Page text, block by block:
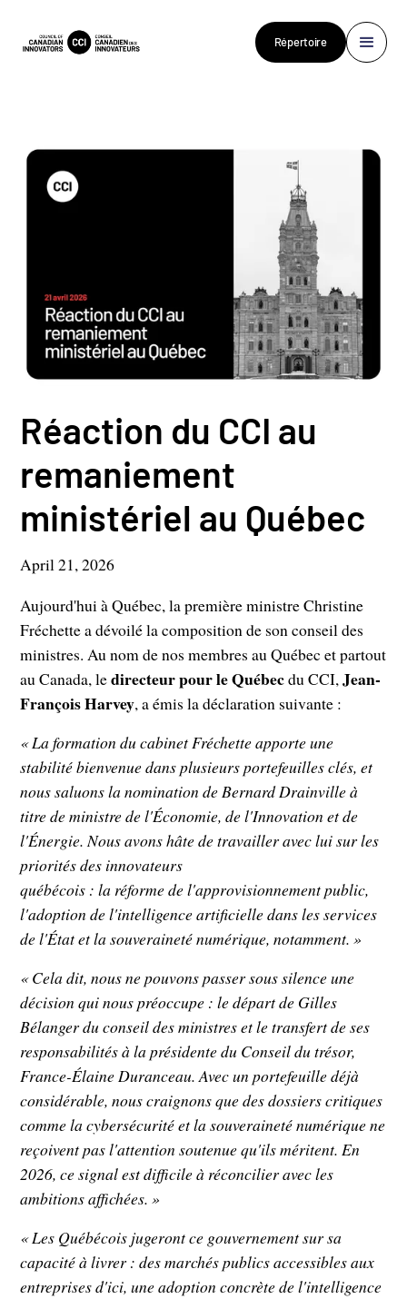
Répertoire
Réaction du CCI au
remaniement
ministériel au Québec
April 21, 2026
Aujourd'hui à Québec, la première ministre Christine
Fréchette a dévoilé la composition de son conseil des
ministres. Au nom de nos membres au Québec et partout
au Canada, ledirecteur pour le Québecdu CCI,Jean-
François Harvey, a émis la déclaration suivante :
« La formation du cabinet Fréchette apporte une
stabilité bienvenue dans plusieurs portefeuilles clés, et
nous saluons la nomination de Bernard Drainville à
titre de ministre de l'Économie, de l'Innovation et de
l'Énergie. Nous avons hâte de travailler avec lui sur les
priorités des innovateurs
québécois : la réforme de l'approvisionnement public,
l'adoption de l'intelligence artificielle dans les services
de l'État et la souveraineté numérique, notamment. »
« Cela dit, nous ne pouvons passer sous silence une
décision qui nous préoccupe : le départ de Gilles
Bélanger du conseil des ministres et le transfert de ses
responsabilités à la présidente du Conseil du trésor,
France-Élaine Duranceau. Avec un portefeuille déjà
considérable, nous craignons que des dossiers critiques
comme la cybersécurité et la souveraineté numérique ne
reçoivent pas l'attention soutenue qu'ils méritent. En
2026, ce signal est difficile à réconcilier avec les
ambitions affichées. »
« Les Québécois jugeront ce gouvernement sur sa
capacité à livrer : des marchés publics accessibles aux
entreprises d'ici, une adoption concrète de l'intelligence